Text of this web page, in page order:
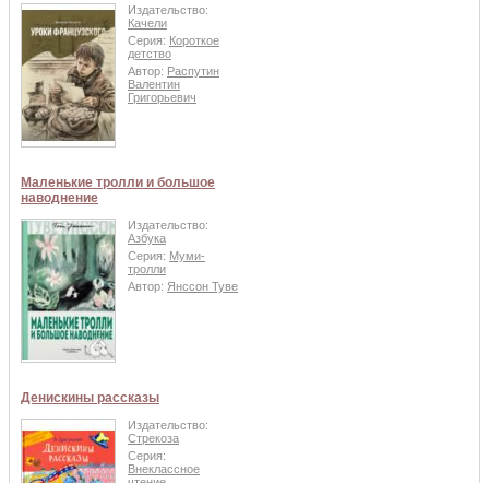
Издательство:
Качели
Серия: Короткое
детство
Автор: Распутин
Валентин
Григорьевич
Маленькие тролли и большое
наводнение
Издательство:
Азбука
Серия: Муми-
тролли
Автор: Янссон Туве
Денискины рассказы
Издательство:
Стрекоза
Серия:
Внеклассное